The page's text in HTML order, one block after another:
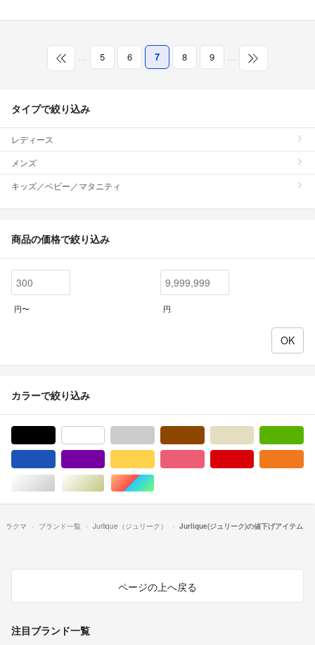
… 5 6 7 8 9 …
タイプで絞り込み
レディース
メンズ
キッズ／ベビー／マタニティ
商品の価格で絞り込み
円〜 円
カラーで絞り込み
シルバー/銀色系ゴールド/金色系マルチカラー
ラクマ ブランド一覧 Jurlique（ジュリーク） Jurlique(ジュリーク)の値下げアイテム
ページの上へ戻る
注目ブランド一覧